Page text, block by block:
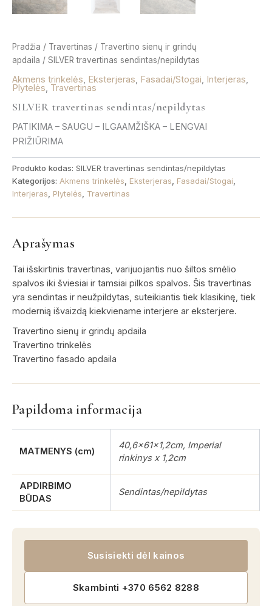
Pradžia / Travertinas / Travertino sienų ir grindų
apdaila / SILVER travertinas sendintas/nepildytas
Akmens trinkelės, Eksterjeras, Fasadai/Stogai, Interjeras,
Plytelės, Travertinas
SILVER travertinas sendintas/nepildytas
PATIKIMA – SAUGU – ILGAAMŽIŠKA – LENGVAI
PRIŽIŪRIMA
Produkto kodas: SILVER travertinas sendintas/nepildytas
Kategorijos: Akmens trinkelės Eksterjeras Fasadai/Stogai
Interjeras
Plytelės Travertinas
Aprašymas
Tai išskirtinis travertinas, varijuojantis nuo šiltos smėlio
spalvos iki šviesiai ir tamsiai pilkos spalvos. Šis travertinas
yra sendintas ir neužpildytas, suteikiantis tiek klasikinę, tiek
modernią išvaizdą kiekviename interjere ar eksterjere.
Travertino sienų ir grindų apdaila
Travertino trinkelės
Travertino fasado apdaila
Papildoma informacija
MATMENYS (cm)
40,6x61x1,2cm, Imperial
rinkinys x 1,2cm
APDIRBIMO
BŪDAS
Sendintas/nepildytas
Susisiekti dėl kainos
Skambinti +370 6562 8288